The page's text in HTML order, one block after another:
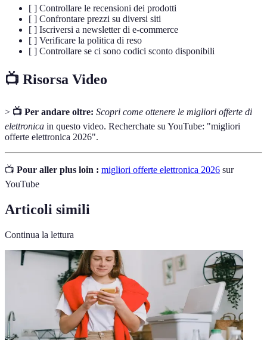
[ ] Controllare le recensioni dei prodotti
[ ] Confrontare prezzi su diversi siti
[ ] Iscriversi a newsletter di e-commerce
[ ] Verificare la politica di reso
[ ] Controllare se ci sono codici sconto disponibili
📺 Risorsa Video
> 📺 Per andare oltre: Scopri come ottenere le migliori offerte di
elettronica in questo video. Recherchate su YouTube: "migliori
offerte elettronica 2026".
📺 Pour aller plus loin : migliori offerte elettronica 2026 sur
YouTube
Articoli simili
Continua la lettura